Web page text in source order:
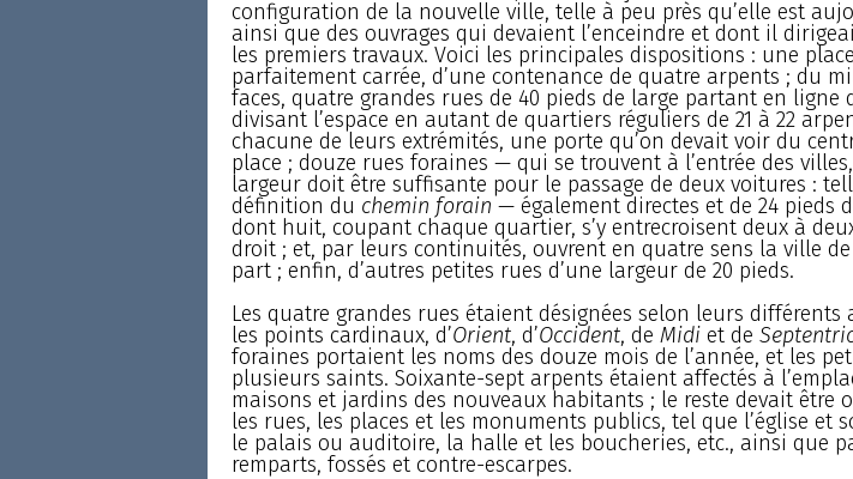
configuration de la nouvelle ville, telle à peu près qu’elle est
ainsi que des ouvrages qui devaient l’enceindre et dont il
les premiers travaux. Voici les principales dispositions : une
parfaitement carrée, d’une contenance de quatre arpents ; du
faces, quatre grandes rues de 40 pieds de large partant en ligne
divisant l’espace en autant de quartiers réguliers de 21 à 22
chacune de leurs extrémités, une porte qu’on devait voir du
place ; douze rues foraines — qui se trouvent à l’entrée des
largeur doit être suffisante pour le passage de deux voitures :
définition du chemin forain — également directes et de 24 pieds
dont huit, coupant chaque quartier, s’y entrecroisent deux à
droit ; et, par leurs continuités, ouvrent en quatre sens la ville
part ; enfin, d’autres petites rues d’une largeur de 20 pieds.
Les quatre grandes rues étaient désignées selon leurs différents
les points cardinaux, d’Orient, d’Occident, de Midiet de
foraines portaient les noms des douze mois de l’année, et les
plusieurs saints. Soixante-sept arpents étaient affectés à
maisons et jardins des nouveaux habitants ; le reste devait être
les rues, les places et les monuments publics, tel que l’église et
le palais ou auditoire, la halle et les boucheries, etc., ainsi que
remparts, fossés et contre-escarpes.